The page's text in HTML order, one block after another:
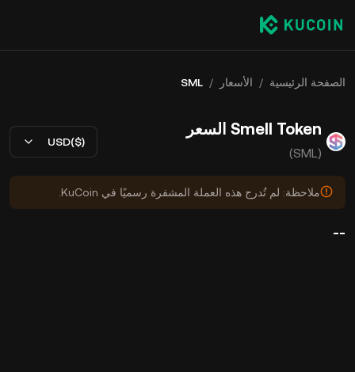
الصفحة الرئيسية / الأسعار /
SML
Smell Token السعر
(SML)
USD($)
ملاحظة: لم تُدرج هذه العملة المشفرة رسميًا في KuCoin.
--